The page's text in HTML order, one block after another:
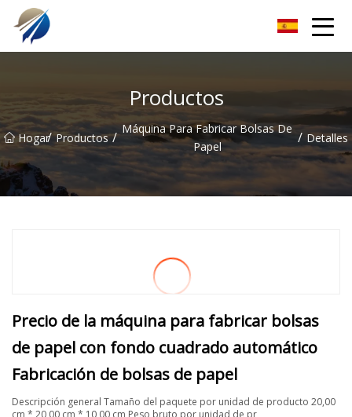
Máquina para fabricar bolsas de Guangdong Co., Ltd.
Productos
Hogar/ Productos / Máquina Para Fabricar Bolsas De
Papel
/ Detalles
Precio de la máquina para fabricar bolsas
de papel con fondo cuadrado automático
Fabricación de bolsas de papel
Descripción general Tamaño del paquete por unidad de producto 20,00
cm * 20,00 cm * 10,00 cm Peso bruto por unidad de pr